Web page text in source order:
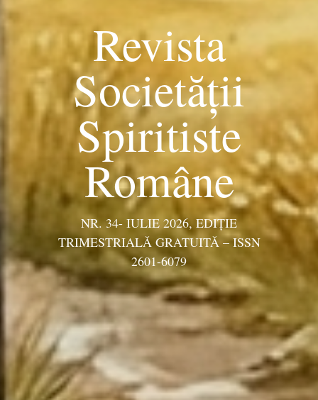
Revista
Societății
Spiritiste
Române
NR. 34- IULIE 2026, EDIŢIE
TRIMESTRIALĂ GRATUITĂ – ISSN
2601-6079